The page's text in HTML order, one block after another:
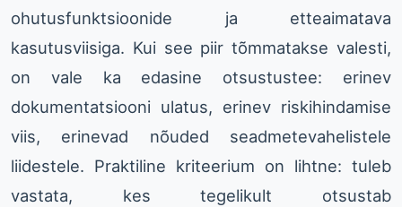
ohutusfunktsioonide ja etteaimatava
kasutusviisiga. Kui see piir tõmmatakse valesti,
on vale ka edasine otsustustee: erinev
dokumentatsiooni ulatus, erinev riskihindamise
viis, erinevad nõuded seadmetevahelistele
liidestele. Praktiline kriteerium on lihtne: tuleb
vastata, kes tegelikult otsustab